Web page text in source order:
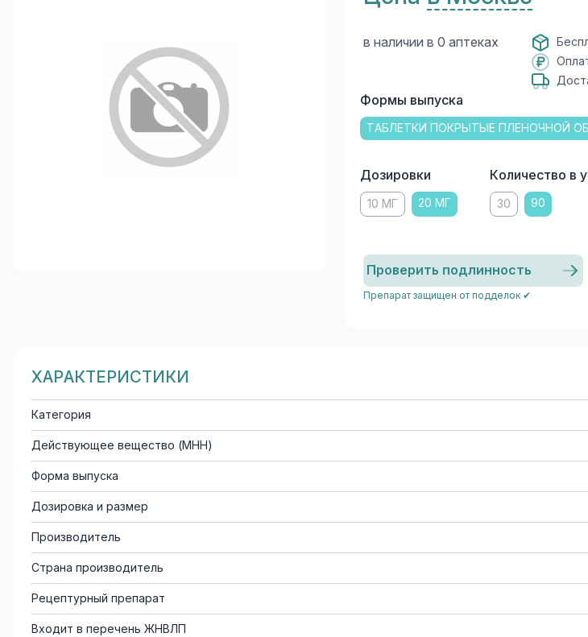
в наличии в 0 аптеках
Формы выпуска
ТАБЛЕТКИ ПОКРЫТЫЕ ПЛЕНОЧНОЙ
Дозировки
10 МГ 20 МГ
Количество в
30 90
Проверить подлинность
Препарат защищен от подделок ✔
ХАРАКТЕРИСТИКИ
Категория
Действующее вещество (МНН)
Форма выпуска
Дозировка и размер
Производитель
Страна производитель
Рецептурный препарат
Входит в перечень ЖНВЛП